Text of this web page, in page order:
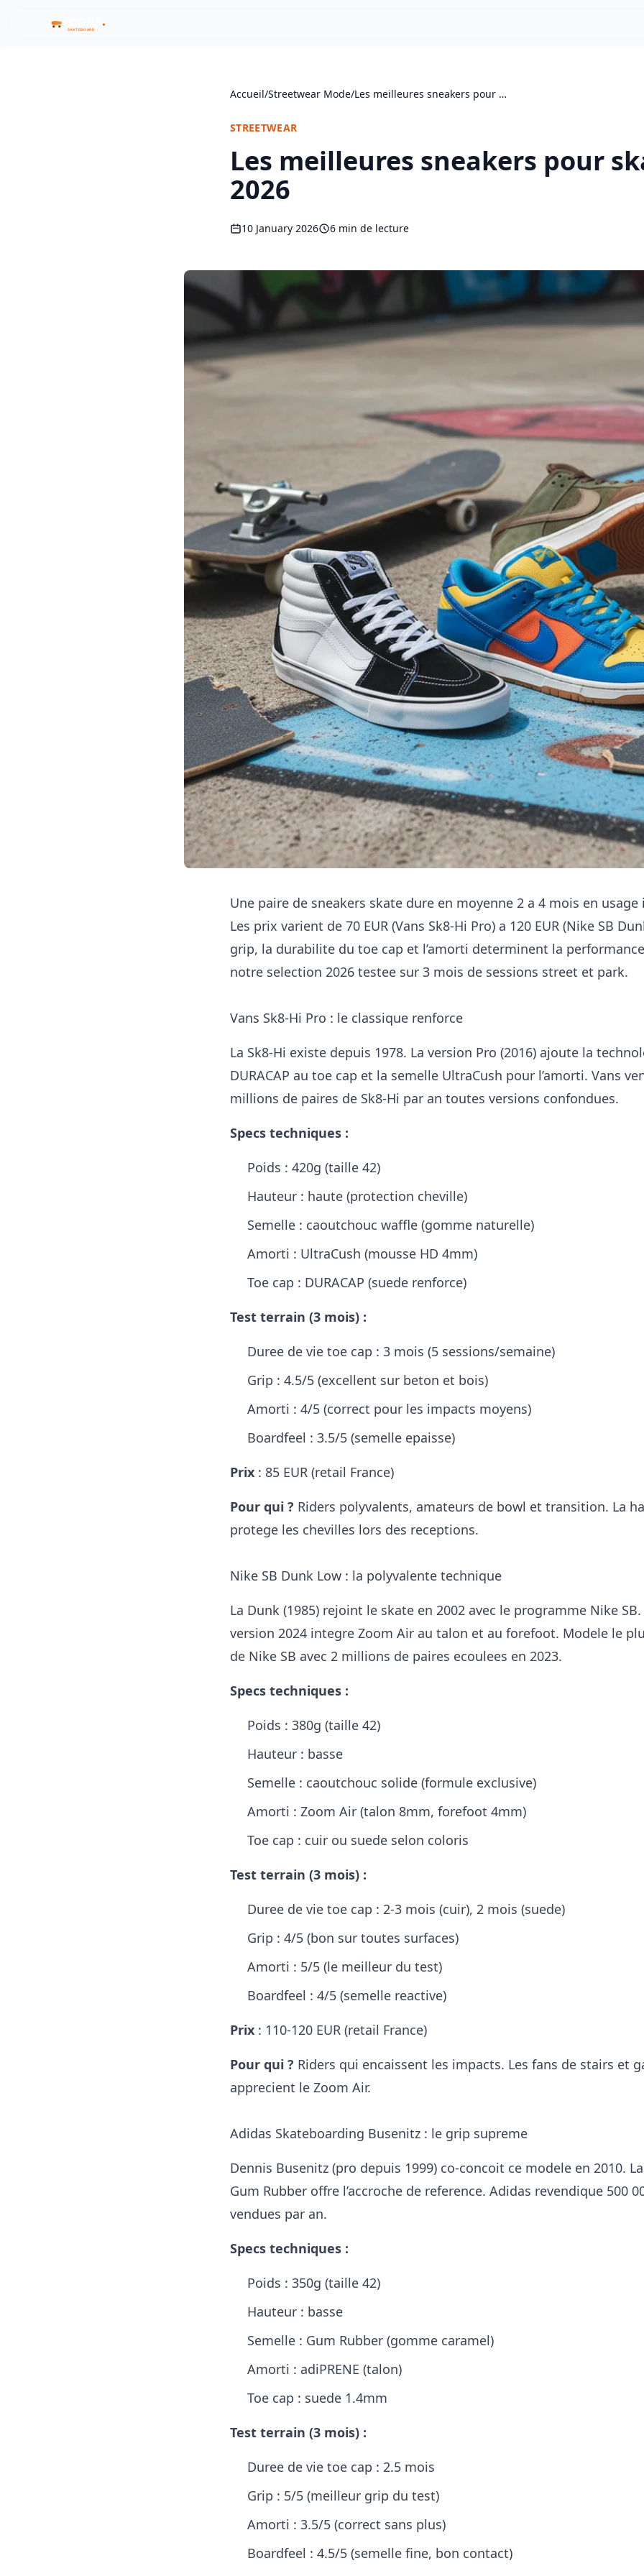
Accueil/Streetwear Mode/Les meilleures sneakers pour …
STREETWEAR
Les meilleures sneakers pour
2026
10 January 2026 6 min de lecture
Une paire de sneakers skate dure en moyenne 2 a 4 mois en
Les prix varient de 70 EUR (Vans Sk8-Hi Pro) a 120 EUR (Nike SB
grip, la durabilite du toe cap et l’amorti determinent la
notre selection 2026 testee sur 3 mois de sessions street et park.
Vans Sk8-Hi Pro : le classique renforce
La Sk8-Hi existe depuis 1978. La version Pro (2016) ajoute la
DURACAP au toe cap et la semelle UltraCush pour l’amorti. Vans
millions de paires de Sk8-Hi par an toutes versions confondues.
Specs techniques :
Poids : 420g (taille 42)
Hauteur : haute (protection cheville)
Semelle : caoutchouc waffle (gomme naturelle)
Amorti : UltraCush (mousse HD 4mm)
Toe cap : DURACAP (suede renforce)
Test terrain (3 mois) :
Duree de vie toe cap : 3 mois (5 sessions/semaine)
Grip : 4.5/5 (excellent sur beton et bois)
Amorti : 4/5 (correct pour les impacts moyens)
Boardfeel : 3.5/5 (semelle epaisse)
Prix : 85 EUR (retail France)
Pour qui ? Riders polyvalents, amateurs de bowl et transition. La
protege les chevilles lors des receptions.
Nike SB Dunk Low : la polyvalente technique
La Dunk (1985) rejoint le skate en 2002 avec le programme Nike SB.
version 2024 integre Zoom Air au talon et au forefoot. Modele le
de Nike SB avec 2 millions de paires ecoulees en 2023.
Specs techniques :
Poids : 380g (taille 42)
Hauteur : basse
Semelle : caoutchouc solide (formule exclusive)
Amorti : Zoom Air (talon 8mm, forefoot 4mm)
Toe cap : cuir ou suede selon coloris
Test terrain (3 mois) :
Duree de vie toe cap : 2-3 mois (cuir), 2 mois (suede)
Grip : 4/5 (bon sur toutes surfaces)
Amorti : 5/5 (le meilleur du test)
Boardfeel : 4/5 (semelle reactive)
Prix : 110-120 EUR (retail France)
Pour qui ? Riders qui encaissent les impacts. Les fans de stairs et
apprecient le Zoom Air.
Adidas Skateboarding Busenitz : le grip supreme
Dennis Busenitz (pro depuis 1999) co-concoit ce modele en 2010.
Gum Rubber offre l’accroche de reference. Adidas revendique 500
vendues par an.
Specs techniques :
Poids : 350g (taille 42)
Hauteur : basse
Semelle : Gum Rubber (gomme caramel)
Amorti : adiPRENE (talon)
Toe cap : suede 1.4mm
Test terrain (3 mois) :
Duree de vie toe cap : 2.5 mois
Grip : 5/5 (meilleur grip du test)
Amorti : 3.5/5 (correct sans plus)
Boardfeel : 4.5/5 (semelle fine, bon contact)